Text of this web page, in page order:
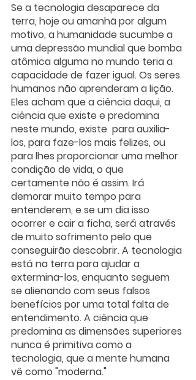
Se a tecnologia desaparece da
terra, hoje ou amanhã por algum
motivo, a humanidade sucumbe a
uma depressão mundial que bomba
atômica alguma no mundo teria a
capacidade de fazer igual. Os seres
humanos não aprenderam a lição.
Eles acham que a ciência daqui, a
ciência que existe e predomina
neste mundo, existe  para auxilia-
los, para faze-los mais felizes, ou
para lhes proporcionar uma melhor
condição de vida, o que
certamente não é assim. Irá
demorar muito tempo para
entenderem, e se um dia isso
ocorrer e cair a ficha, será através
de muito sofrimento pelo que
conseguirão descobrir. A tecnologia
está na terra para ajudar a
extermina-los, enquanto seguem
se alienando com seus falsos
benefícios por uma total falta de
entendimento. A ciência que
predomina as dimensões superiores
nunca é primitiva como a
tecnologia, que a mente humana
vê como "moderna."